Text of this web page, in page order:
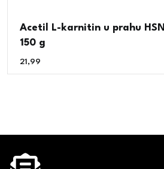
Acetil L-karnitin u prahu HSN
150 g
21,99